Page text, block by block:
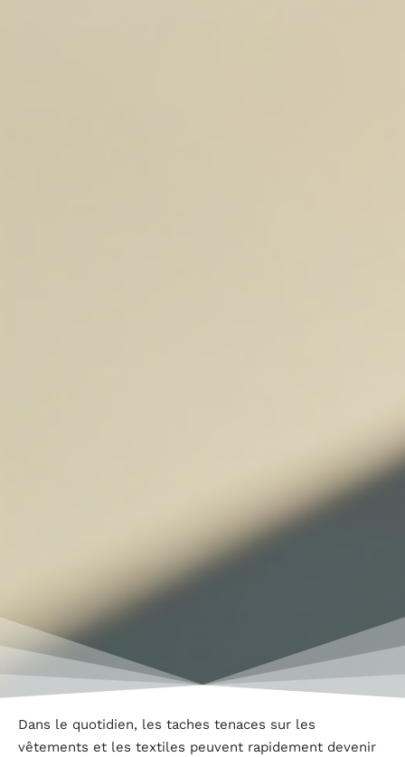
Dans le quotidien, les taches tenaces sur les
vêtements et les textiles peuvent rapidement devenir